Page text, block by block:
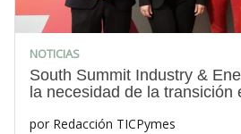
NOTICIAS
South Summit Industry &
la necesidad de la transición
por Redacción TICPymes